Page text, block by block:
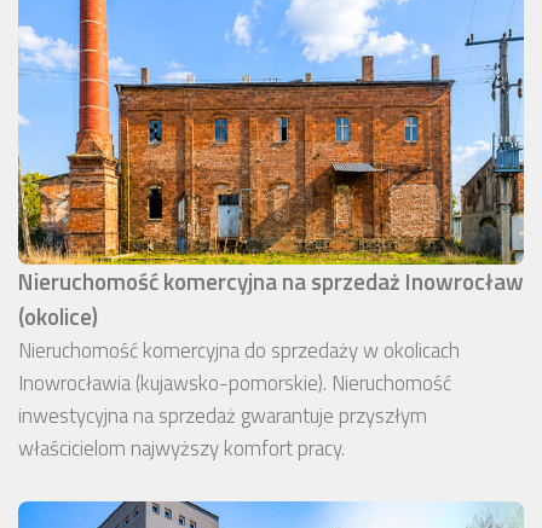
Nieruchomość komercyjna na sprzedaż Inowrocław
(okolice)
Nieruchomość komercyjna do sprzedaży w okolicach
Inowrocławia (kujawsko-pomorskie). Nieruchomość
inwestycyjna na sprzedaż gwarantuje przyszłym
właścicielom najwyższy komfort pracy.